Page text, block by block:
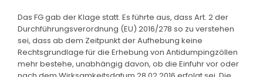
Das FG gab der Klage statt. Es führte aus, dass Art. 2 der
Durchführungsverordnung (EU) 2016/278 so zu verstehen
sei, dass ab dem Zeitpunkt der Aufhebung keine
Rechtsgrundlage für die Erhebung von Antidumpingzöllen
mehr bestehe, unabhängig davon, ob die Einfuhr vor oder